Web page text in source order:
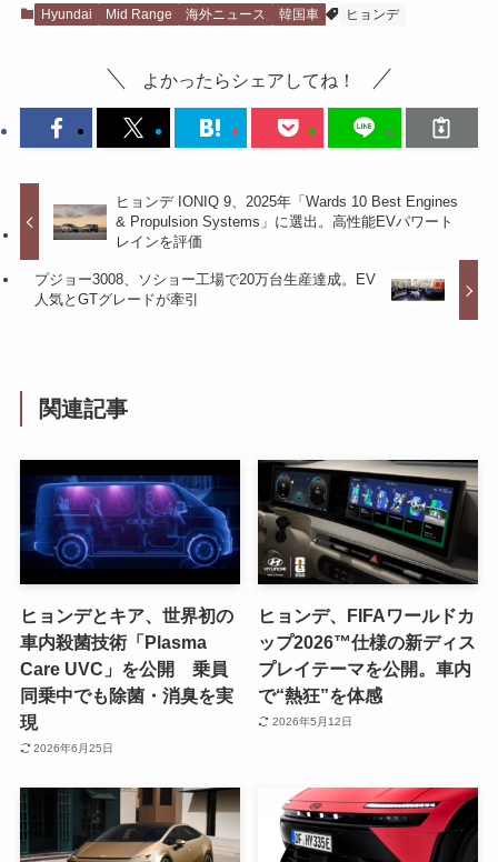
Hyundai Mid Range 海外ニュース 韓国車 ヒョンデ
よかったらシェアしてね！
ヒョンデ IONIQ 9、2025年「Wards 10 Best Engines
& Propulsion Systems」に選出。高性能EVパワート
レインを評価
プジョー3008、ソショー工場で20万台生産達成。EV
人気とGTグレードが牽引
関連記事
ヒョンデとキア、世界初の
車内殺菌技術「Plasma
Care UVC」を公開 乗員
同乗中でも除菌・消臭を実
現
2026年6月25日
ヒョンデ、FIFAワールドカ
ップ2026™仕様の新ディス
プレイテーマを公開。車内
で“熱狂”を体感
2026年5月12日